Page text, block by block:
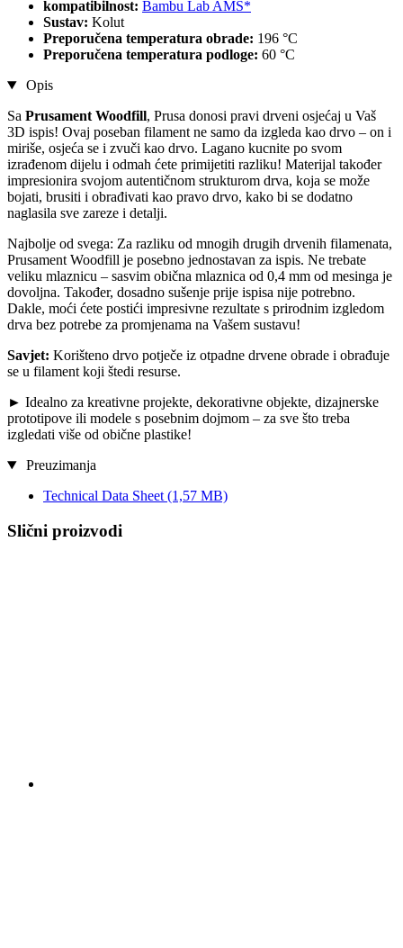
kompatibilnost: Bambu Lab AMS*
Sustav: Kolut
Preporučena temperatura obrade: 196 °C
Preporučena temperatura podloge: 60 °C
Opis
Sa Prusament Woodfill, Prusa donosi pravi drveni osjećaj u Vaš
3D ispis! Ovaj poseban filament ne samo da izgleda kao drvo – on i
miriše, osjeća se i zvuči kao drvo. Lagano kucnite po svom
izrađenom dijelu i odmah ćete primijetiti razliku! Materijal također
impresionira svojom autentičnom strukturom drva, koja se može
bojati, brusiti i obrađivati kao pravo drvo, kako bi se dodatno
naglasila sve zareze i detalji.
Najbolje od svega: Za razliku od mnogih drugih drvenih filamenata,
Prusament Woodfill je posebno jednostavan za ispis. Ne trebate
veliku mlaznicu – sasvim obična mlaznica od 0,4 mm od mesinga je
dovoljna. Također, dosadno sušenje prije ispisa nije potrebno.
Dakle, moći ćete postići impresivne rezultate s prirodnim izgledom
drva bez potrebe za promjenama na Vašem sustavu!
Savjet: Korišteno drvo potječe iz otpadne drvene obrade i obrađuje
se u filament koji štedi resurse.
► Idealno za kreativne projekte, dekorativne objekte, dizajnerske
prototipove ili modele s posebnim dojmom – za sve što treba
izgledati više od obične plastike!
Preuzimanja
Technical Data Sheet (1,57 MB)
Slični proizvodi